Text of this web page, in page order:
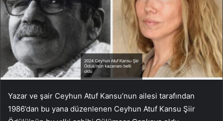
Yazar ve şair Ceyhun Atuf Kansu’nun ailesi tarafından
1986’dan bu yana düzenlenen Ceyhun Atuf Kansu Şiir